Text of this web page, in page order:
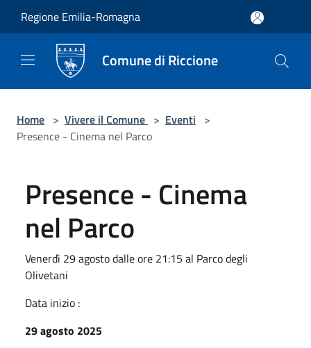
Regione Emilia-Romagna
Comune di Riccione
Home > Vivere il Comune > Eventi >
Presence - Cinema nel Parco
Presence - Cinema
nel Parco
Venerdì 29 agosto dalle ore 21:15 al Parco degli
Olivetani
Data inizio :
29 agosto 2025